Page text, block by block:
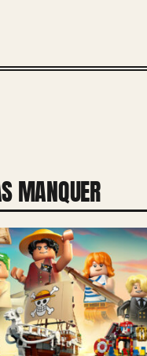
MANQUER